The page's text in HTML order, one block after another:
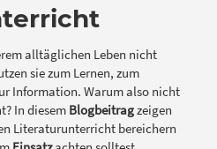
alltäglichen Leben nicht
sie zum Lernen, zum
Information. Warum also nicht
In diesem Blogbeitragzeigen
Literaturunterricht bereichern